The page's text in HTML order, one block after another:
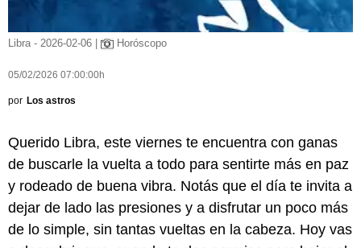
Libra - 2026-02-06 | Horóscopo
05/02/2026 07:00:00h
por Los astros
Querido Libra, este viernes te encuentra con ganas
de buscarle la vuelta a todo para sentirte más en paz
y rodeado de buena vibra. Notás que el día te invita a
dejar de lado las presiones y a disfrutar un poco más
de lo simple, sin tantas vueltas en la cabeza. Hoy vas